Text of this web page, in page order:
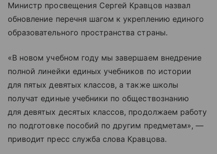
Министр просвещения Сергей Кравцов назвал
обновление перечня шагом к укреплению единого
образовательного пространства страны.
«В новом учебном году мы завершаем внедрение
полной линейки единых учебников по истории
для пятых девятых классов, а также школы
получат единые учебники по обществознанию
для девятых десятых классов, продолжаем работу
по подготовке пособий по другим предметам», —
приводит пресс служба слова Кравцова.